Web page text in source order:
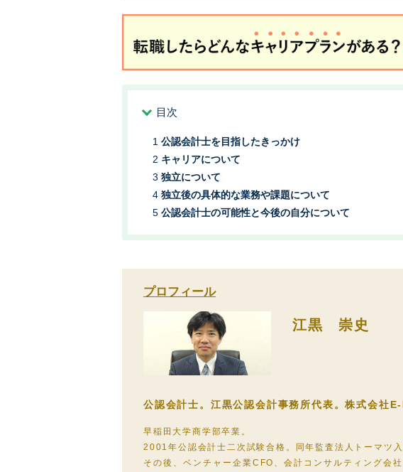
目次
公認会計士を目指したきっかけ
キャリアについて
独立について
独立後の具体的な業務や課題について
公認会計士の可能性と今後の自分について
プロフィール
江黒 崇史
公認会計士。江黒公認会計事務所代表。株式会社E-
早稲田大学商学部卒業。
2001年公認会計士二次試験合格。同年監査法人トーマツ
その後、ベンチャー企業CFO、会計コンサルティング会